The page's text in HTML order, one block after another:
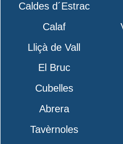
Caldes d´Estrac
Calaf
Lliçà de Vall
El Bruc
Cubelles
Abrera
Tavèrnoles